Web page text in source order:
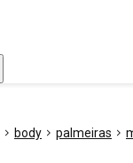
body palmeiras